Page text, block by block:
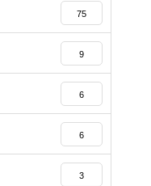
75
9
6
6
3